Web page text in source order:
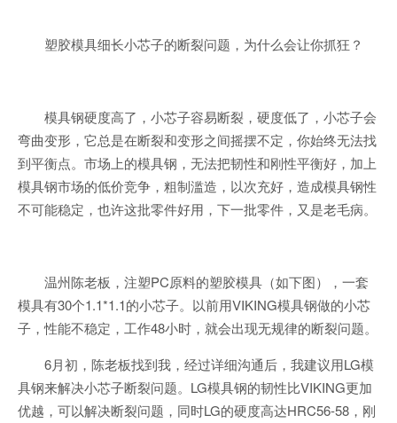
塑胶模具细长小芯子的断裂问题，为什么会让你抓狂？
模具钢硬度高了，小芯子容易断裂，硬度低了，小芯子会
弯曲变形，它总是在断裂和变形之间摇摆不定，你始终无法找
到平衡点。市场上的模具钢，无法把韧性和刚性平衡好，加上
模具钢市场的低价竞争，粗制滥造，以次充好，造成模具钢性
不可能稳定，也许这批零件好用，下一批零件，又是老毛病。
温州陈老板，注塑PC原料的塑胶模具（如下图），一套
模具有30个1.1*1.1的小芯子。以前用VIKING模具钢做的小芯
子，性能不稳定，工作48小时，就会出现无规律的断裂问题。
6月初，陈老板找到我，经过详细沟通后，我建议用LG模
具钢来解决小芯子断裂问题。LG模具钢的韧性比VIKING更加
优越，可以解决断裂问题，同时LG的硬度高达HRC56-58，刚